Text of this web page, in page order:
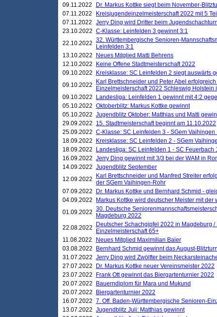
09.11.2022
Dr. Markus Kottke siegt beim November-
07.11.2022
Kreisjugendeinzelmeisterschaft 2022 mit 5
07.11.2022
Jerry Ding wird Dritter beim
23.10.2022 C-Klasse: Leinfelden 3 gewinnt 3:1
22.10.2022 32. Württembergische Senioren-
Leinfelden 3:1
13.10.2022
Neues Mitglied Matti Behrens
12.10.2022
Keine Offene Stadtmeisterschaft 2022
09.10.2022
Kreisklasse: SC Leinfelden 2 siegt auswärts
09.10.2022
Karl Brettschneider und Peter Abel
Einzelmeisterschaft 2022 Schleswig Holstein
09.10.2022
Landesliga: Leinfelden 1 gewinnt mit 4:2
05.10.2022 Oktoberblitz: Markus Kottke gewinnt
05.10.2022 Jugendblitz Oktober: Matthias und Matti
29.09.2022
15. Stadtmeisterschaft beginnt am 11.10.2022
25.09.2022 C-Klasse: SC Leinfelden 3 - SGem Vaihingen
18.09.2022
Kreisklasse: SC Leinfelden 2 - SGem
18.09.2022
Landesliga: SC Leinfelden 1 - SC Feuerbach
16.09.2022 Jerry Ding gewinnt mit 3/3 bei der WAM in
14.09.2022 Jugendblitz September
12.09.2022
Karl Brettschneider und Manfred Streiter
der SGem Vaihingen-Rohr
07.09.2022
Dr. Markus Kottke und Bernhard Schmid -
04.09.2022
Markus Kottke wird deutscher Meister mit
01.09.2022 30. Deutsche
Magdeburg 2022
22.08.2022
Deutscher Schachgipfel 2022 in Magdeburg
Einzelmeisterschaft 65+
11.08.2022
Neues Mitglied Maximilian Baier
03.08.2022
Bernhard Schmid gewinnt das August-
31.07.2022 Jerry Ding wird Zwölfter beim
27.07.2022
Dr. Markus Kottke neuer Vereinsmeister 2022
23.07.2022
Frank Ott gewinnt das Biergartenturnier 2022
20.07.2022
Bauerndiplom für Mara und Mukund
20.07.2022
Biergartenturnier 2022
16.07.2022 7. Off. Baden-Württembergische Senioren-
13.07.2022 Jugendblitz Juli: Matthias gewinnt